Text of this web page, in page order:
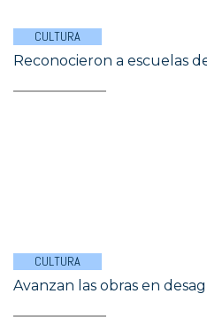
CULTURA
Reconocieron a escuelas
CULTURA
Avanzan las obras en